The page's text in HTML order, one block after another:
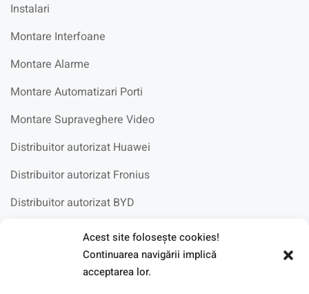
Acest site foloseşte cookies!
Continuarea navigării implică
acceptarea lor.
Instalari
Montare Interfoane
Montare Alarme
Montare Automatizari Porti
Montare Supraveghere Video
Distribuitor autorizat Huawei
Distribuitor autorizat Fronius
Distribuitor autorizat BYD
Fotovoltaice in scoli